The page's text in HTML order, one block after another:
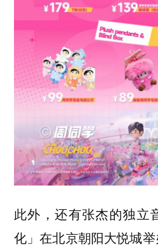
此外，还有张杰的独立
化」在北京朝阳大悦城